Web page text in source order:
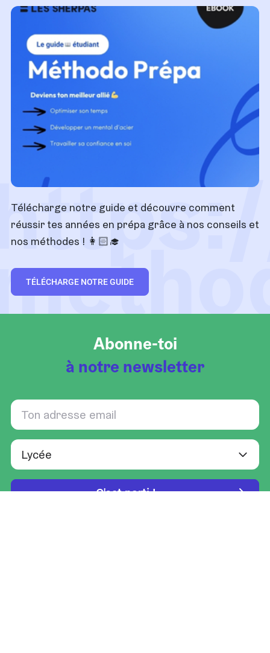
Télécharge notre guide et découvre comment
réussir tes années en prépa grâce à nos conseils et
nos méthodes ! 👩🏻‍🎓
TÉLÉCHARGE NOTRE GUIDE
Abonne-toi
à notre newsletter